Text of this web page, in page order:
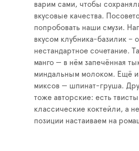
варим сами, чтобы
вкусовые качества.
попробовать наши смузи.
вкусом клубника-базилик –
нестандартное сочетание.
манго — в нём запечённая
миндальным молоком. Ещё
миксов — шпинат-груша.
тоже авторские: есть
классические коктейли, а
позиции настаиваем на